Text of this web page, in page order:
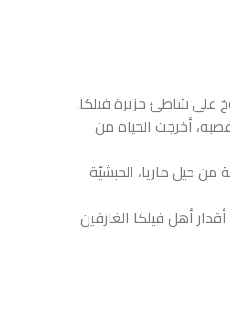
على شاطئ جزيرة فيلكا.
أخرجت الحياة من
من حيل ماريا، الحبشيّة
أهل فيلكا الغارقين